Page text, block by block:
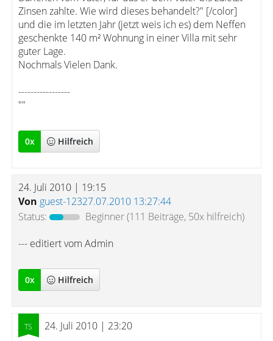
Zinsen zahlte. Wie wird dieses behandelt?" [/color]
und die im letzten Jahr (jetzt weis ich es) dem Neffen
geschenkte 140 m² Wohnung in einer Villa mit sehr
guter Lage.
Nochmals Vielen Dank.
-----------------
""
0x Hilfreich
24. Juli 2010 | 19:15
Von guest-12327.07.2010 13:27:44
Status:
Beginner(111 Beiträge, 50x hilfreich)
--- editiert vom Admin
0x Hilfreich
24. Juli 2010 | 23:20